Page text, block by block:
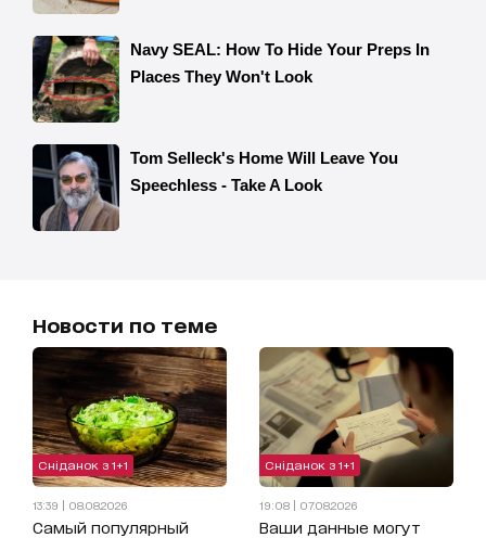
Новости по теме
Сніданок з 1+1
13:39 | 08.08.2026
Самый популярный
Сніданок з 1+1
19:08 | 07.08.2026
Ваши данные могут